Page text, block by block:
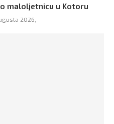
maloljetnicu u Kotoru
2026,